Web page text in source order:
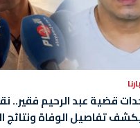
قضية عبد الرحيم فقير..
يكشف تفاصيل الوفاة ونتائج